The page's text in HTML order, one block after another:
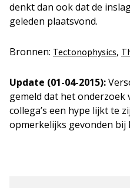
denkt dan ook dat de
geleden plaatsvond.
Bronnen: Tectonophysics,
Update (01-04-2015):
gemeld dat het onderzoek
collega’s een hype lijkt te
opmerkelijks gevonden bij